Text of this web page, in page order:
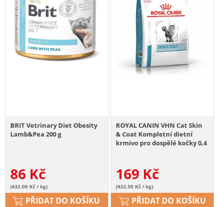
BRIT Vetrinary Diet Obesity
Lamb&Pea 200 g
86 Kč
(432.00 Kč / kg)
PŘIDAT DO KOŠÍKU
ROYAL CANIN VHN Cat Skin
& Coat Kompletní dietní
krmivo pro dospělé kočky 0,4
169 Kč
(422.50 Kč / kg)
PŘIDAT DO KOŠÍKU